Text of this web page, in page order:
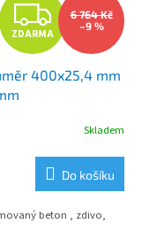
Z
D
A
M
A
ZDARMA
6 764 Kč
–9 %
400x25,4 mm
Skladem
Do košíku
beton , zdivo,